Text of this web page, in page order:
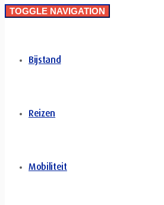
TOGGLE NAVIGATION
Bijstand
Reizen
Mobiliteit